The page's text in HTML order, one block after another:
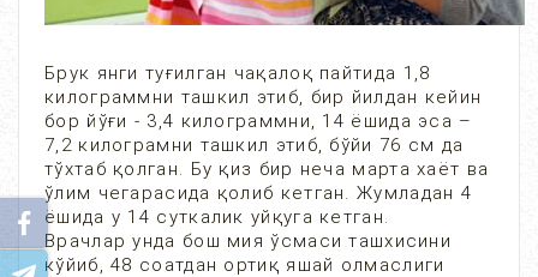
Брук янги туғилган чақалоқ пайтида 1,8
килограммни ташкил этиб, бир йилдан кейин
бор йўғи - 3,4 килограммни, 14 ёшида эса –
7,2 килограмни ташкил этиб, бўйи 76 см да
тўхтаб қолган. Бу қиз бир неча марта хаёт ва
ўлим чегарасида қолиб кетган. Жумладан 4
ёшида у 14 суткалик уйқуга кетган.
Врачлар унда бош мия ўсмаси ташхисини
кўйиб, 48 соатдан ортиқ яшай олмаслиги